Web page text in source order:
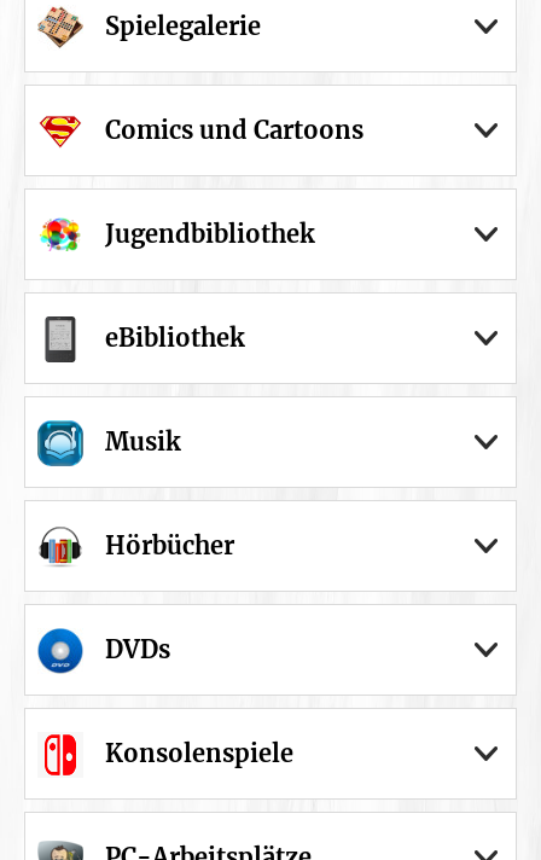
Spielegalerie
Comics und Cartoons
Jugendbibliothek
eBibliothek
Musik
Hörbücher
DVDs
Konsolenspiele